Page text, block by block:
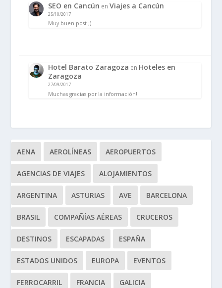
SEO en Cancún enViajes a Cancún
25/10/2017
Muy buen post ;)
Hotel Barato Zaragoza en Hoteles en
Zaragoza
27/09/2017
Muchas gracias por la información!
AENA AEROLÍNEAS AEROPUERTOS
AGENCIAS DE VIAJES ALOJAMIENTOS
ARGENTINA ASTURIAS AVE BARCELONA
BRASIL COMPAÑÍAS AÉREAS CRUCEROS
DESTINOS ESCAPADAS ESPAÑA
ESTADOS UNIDOS EUROPA EVENTOS
FERROCARRIL FRANCIA GALICIA